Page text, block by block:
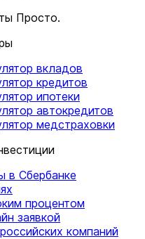
Просто.
вкладов
кредитов
ипотеки
автокредитов
медстраховки
в Сбербанке
процентом
заявкой
компаний